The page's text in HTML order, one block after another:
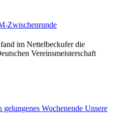
Zwischenrunde
im Nettelbeckufer die
Vereinsmeisterschaft
Wochenende Unsere